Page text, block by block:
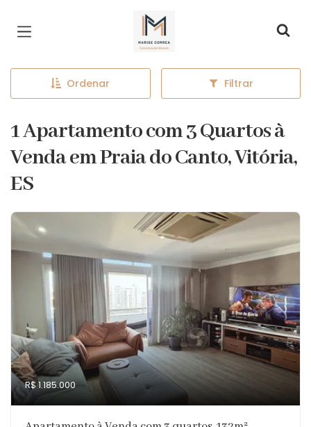
Página inicial
Ordenar Filtrar
1 Apartamento com 3 Quartos à
Venda em Praia do Canto, Vitória,
ES
R$ 1.185.000